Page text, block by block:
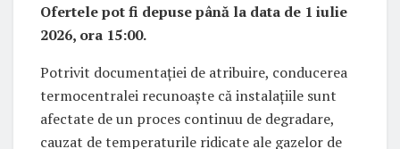
Ofertele pot fi depuse până la data de 1 iulie
2026, ora 15:00.
Potrivit documentației de atribuire, conducerea
termocentralei recunoaște că instalațiile sunt
afectate de un proces continuu de degradare,
cauzat de temperaturile ridicate ale gazelor de